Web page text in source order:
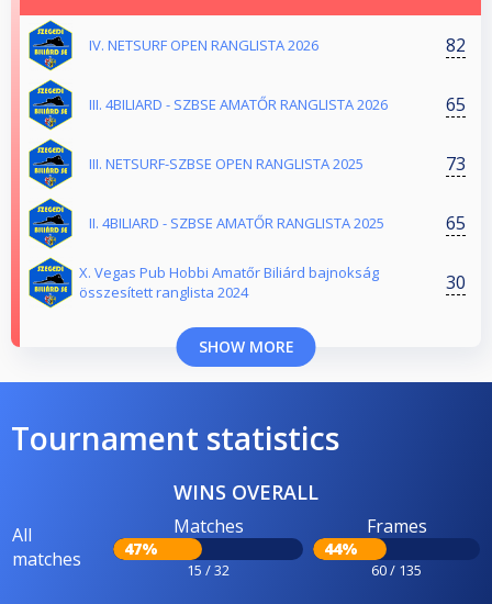
IV. NETSURF OPEN RANGLISTA 2026 82
III. 4BILIARD - SZBSE AMATŐR RANGLISTA 2026 65
III. NETSURF-SZBSE OPEN RANGLISTA 2025 73
II. 4BILIARD - SZBSE AMATŐR RANGLISTA 2025 65
X. Vegas Pub Hobbi Amatőr Biliárd bajnokság
összesített ranglista 2024
30
SHOW MORE
Tournament statistics
WINS OVERALL
All
matches
Matches
47%
15 / 32
Frames
44%
60 / 135